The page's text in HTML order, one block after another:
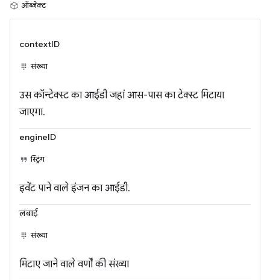
ऑब्जेक्ट
contextID
संख्या
उस कॉन्टेक्स्ट का आईडी जहां आस-पास का टेक्स्ट मिटाया
जाएगा.
engineID
स्ट्रिंग
इवेंट पाने वाले इंजन का आईडी.
लंबाई
संख्या
मिटाए जाने वाले वर्णों की संख्या